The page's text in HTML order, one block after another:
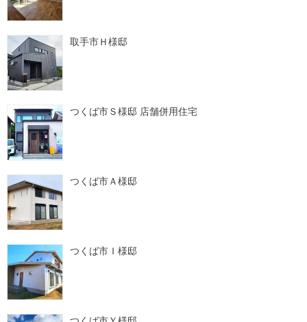
取手市Ｈ様邸
つくば市Ｓ様邸 店舗併用住宅
つくば市Ａ様邸
つくば市Ｉ様邸